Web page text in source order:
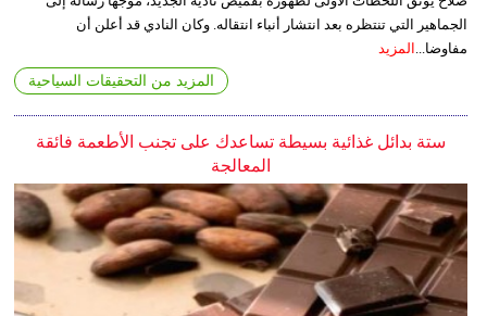
الجماهير التي تنتظره بعد انتشار أنباء انتقاله. وكان النادي قد أعلن أن
مفاوضا... المزيد
المزيد من التحقيقات السياحية
ستة بدائل غذائية بسيطة تساعدك على تجنب الأطعمة فائقة
المعالجة